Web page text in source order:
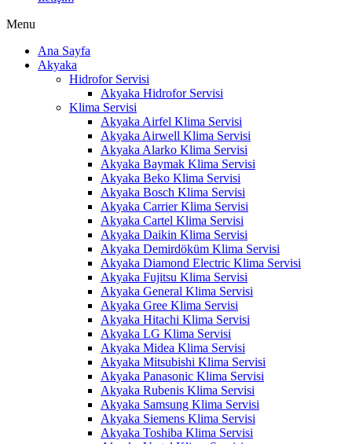
Menu
Ana Sayfa
Akyaka
Hidrofor Servisi
Akyaka Hidrofor Servisi
Klima Servisi
Akyaka Airfel Klima Servisi
Akyaka Airwell Klima Servisi
Akyaka Alarko Klima Servisi
Akyaka Baymak Klima Servisi
Akyaka Beko Klima Servisi
Akyaka Bosch Klima Servisi
Akyaka Carrier Klima Servisi
Akyaka Cartel Klima Servisi
Akyaka Daikin Klima Servisi
Akyaka Demirdöküm Klima Servisi
Akyaka Diamond Electric Klima Servisi
Akyaka Fujitsu Klima Servisi
Akyaka General Klima Servisi
Akyaka Gree Klima Servisi
Akyaka Hitachi Klima Servisi
Akyaka LG Klima Servisi
Akyaka Midea Klima Servisi
Akyaka Mitsubishi Klima Servisi
Akyaka Panasonic Klima Servisi
Akyaka Rubenis Klima Servisi
Akyaka Samsung Klima Servisi
Akyaka Siemens Klima Servisi
Akyaka Toshiba Klima Servisi